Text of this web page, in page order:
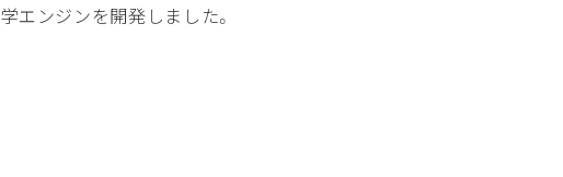
エンジンを開発しました。